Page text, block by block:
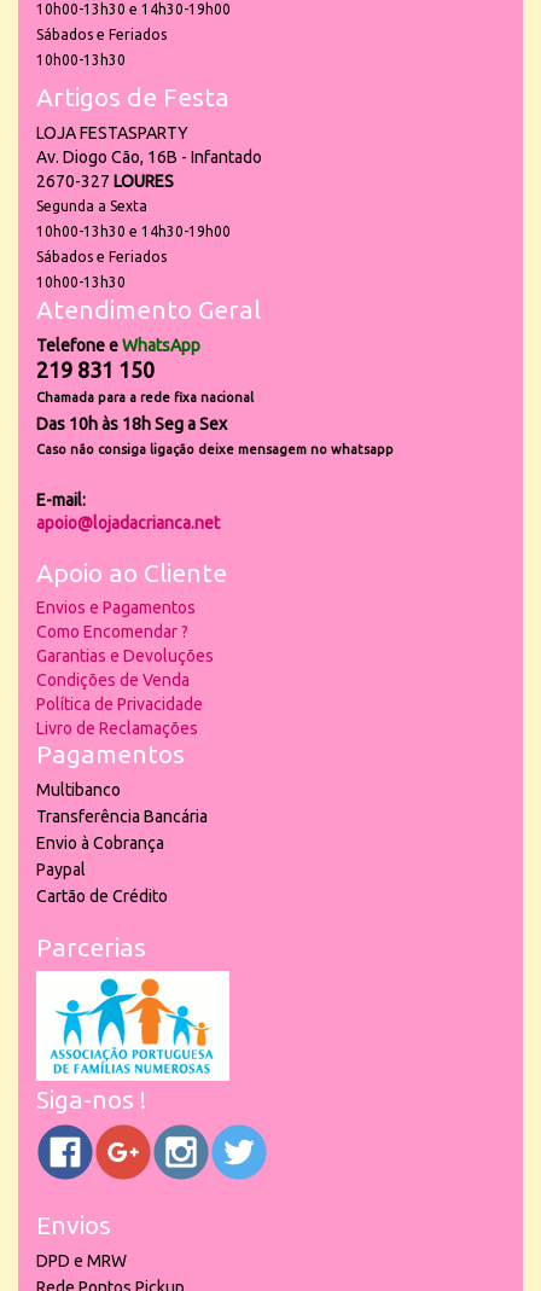
10h00-13h30 e 14h30-19h00
Sábados e Feriados
10h00-13h30
Artigos de Festa
LOJA FESTASPARTY
Av. Diogo Cão, 16B - Infantado
2670-327 LOURES
Segunda a Sexta
10h00-13h30 e 14h30-19h00
Sábados e Feriados
10h00-13h30
Atendimento Geral
Telefone eWhatsApp
219 831 150
Chamada para a rede fixa nacional
Das 10h às 18h Seg a Sex
Caso não consiga ligação deixe mensagem no whatsapp
E-mail:
apoio@lojadacrianca.net
Apoio ao Cliente
Envios e Pagamentos
Como Encomendar ?
Garantias e Devoluções
Condições de Venda
Política de Privacidade
Livro de Reclamações
Pagamentos
Multibanco
Transferência Bancária
Envio à Cobrança
Paypal
Cartão de Crédito
Parcerias
Siga-nos !
Envios
DPD e MRW